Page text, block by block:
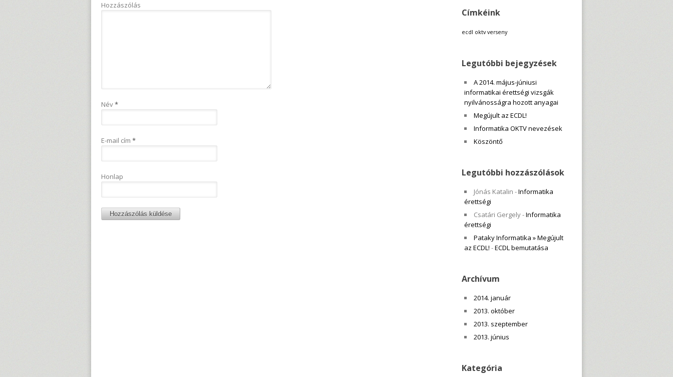
Hozzászólás
Név*
E-mail cím *
Honlap
Címkéink
ecdl oktv verseny
Legutóbbi bejegyzések
A 2014. május-júniusi
informatikai érettségi vizsgák
nyilvánosságra hozott anyagai
Megújult az ECDL!
Informatika OKTV nevezések
Köszöntő
Legutóbbi hozzászólások
Jónás Katalin -Informatika
érettségi
Csatári Gergely-Informatika
érettségi
Pataky Informatika » Megújult
az ECDL! -ECDL bemutatása
Archívum
2014. január
2013. október
2013. szeptember
2013. június
Kategória